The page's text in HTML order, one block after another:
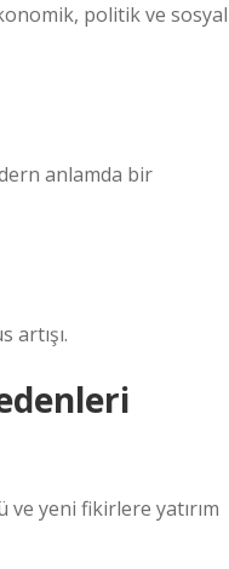
politik ve sosyal
anlamda bir
artışı.
yeni fikirlere yatırım